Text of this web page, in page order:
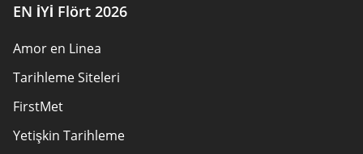
EN İYİ Flört 2026
Amor en Linea
Tarihleme Siteleri
FirstMet
Yetişkin Tarihleme